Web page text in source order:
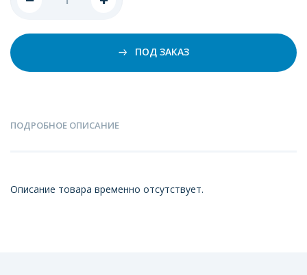
ПОД ЗАКАЗ
ПОДРОБНОЕ ОПИСАНИЕ
Описание товара временно отсутствует.